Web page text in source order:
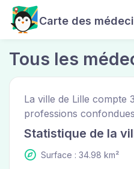
Carte des
Tous les
La ville de Lille compte
professions
Statistique de la
Surface : 34.98 km²